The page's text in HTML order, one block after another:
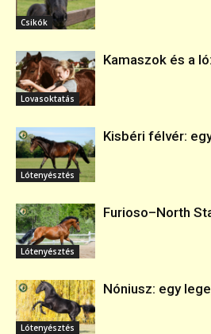
Csikók
Lovasoktatás
Kamaszok és a
Lótenyésztés
Kisbéri félvér:
Lótenyésztés
Furioso–North
Lótenyésztés
Nóniusz: egy